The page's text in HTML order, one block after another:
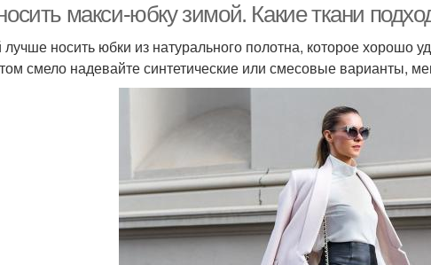
макси-юбку зимой. Какие ткани
носить юбки из натурального полотна, которое хорошо
смело надевайте синтетические или смесовые варианты,